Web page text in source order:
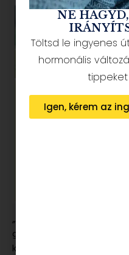
„ Már az ovis korosztály is
gyakorlatokra, ezért
kártyákba építettük bele a
NE
Töltsd le ingyenes
hormonális
Igen, kérem az